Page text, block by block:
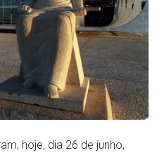
hoje, dia 26 de junho,